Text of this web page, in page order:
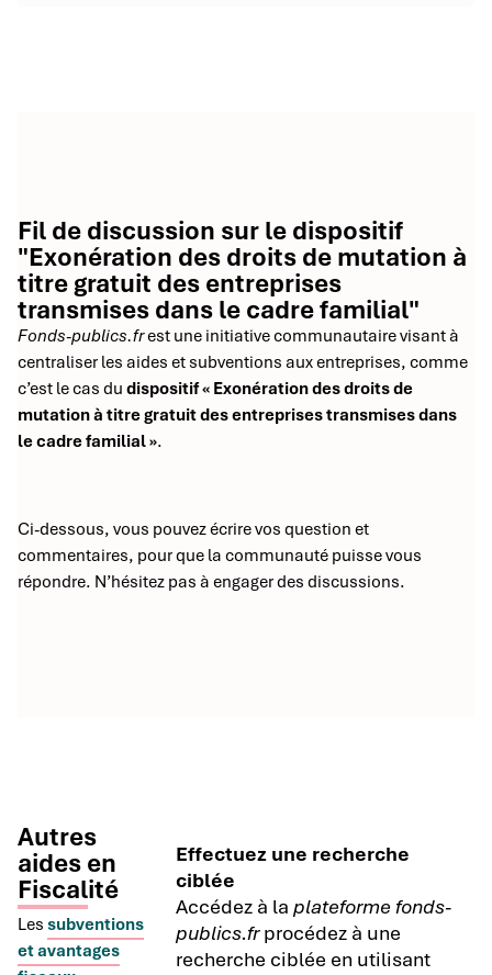
Fil de discussion sur le dispositif
"Exonération des droits de mutation à
titre gratuit des entreprises
transmises dans le cadre familial"
Fonds-publics.frest une initiative communautaire visant à
centraliser les aides et subventions aux entreprises, comme
c’est le cas du dispositif « Exonération des droits de
mutation à titre gratuit des entreprises transmises dans
le cadre familial ».
Ci-dessous, vous pouvez écrire vos question et
commentaires, pour que la communauté puisse vous
répondre. N’hésitez pas à engager des discussions.
Autres
aides en
Fiscalité
Les subventions
et avantages
Effectuez une recherche
ciblée
Accédez à laplateforme fonds-
publics.frprocédez à une
recherche ciblée en utilisant